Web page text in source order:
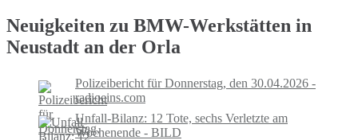
Neuigkeiten zu BMW-Werkstätten in
Neustadt an der Orla
Polizeibericht für Donnerstag, den 30.04.2026 -
radioeins.com
Unfall-Bilanz: 12 Tote, sechs Verletzte am
Wochenende - BILD